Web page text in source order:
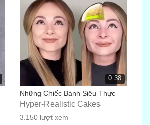
0:38
Những Chiếc Bánh Siêu Thực
Hyper-Realistic Cakes
3.150 lượt xem